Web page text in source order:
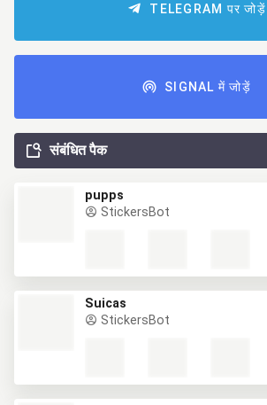
TELEGRAM पर जोड़ें
SIGNAL में जोड़ें
संबंधित पैक
pupps
StickersBot
Suicas
StickersBot